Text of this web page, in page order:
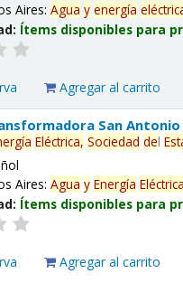
Aires:Agua y energía
Ítems disponibles para
Agregar al carrito
San
Eléctrica, Sociedad del
Aires:Agua y Energía
Ítems disponibles para
Agregar al carrito